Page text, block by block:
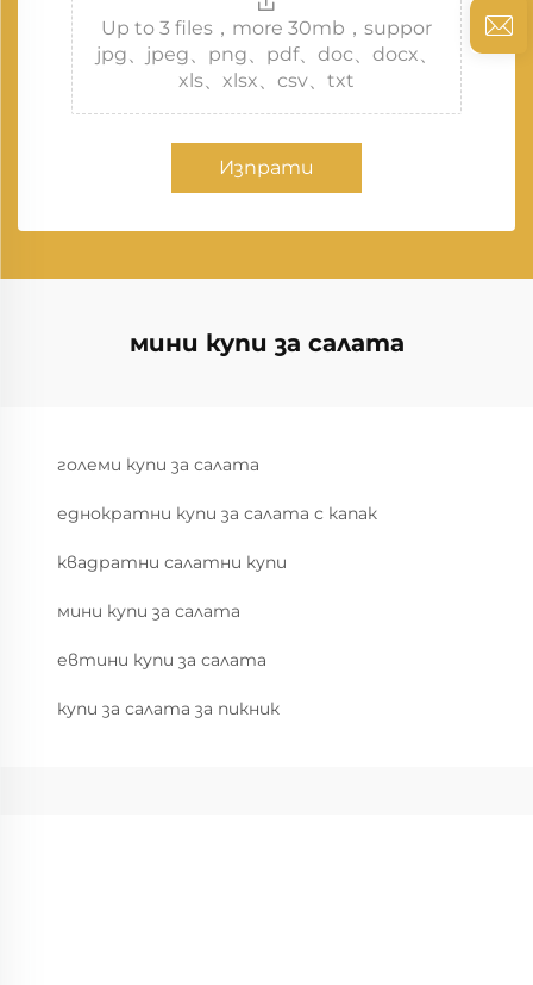
Up to 3 files，more 30mb，suppor
jpg、jpeg、png、pdf、doc、docx、
xls、xlsx、csv、txt
Изпрати
мини купи за салата
големи купи за салата
еднократни купи за салата с капак
квадратни салатни купи
мини купи за салата
евтини купи за салата
купи за салата за пикник